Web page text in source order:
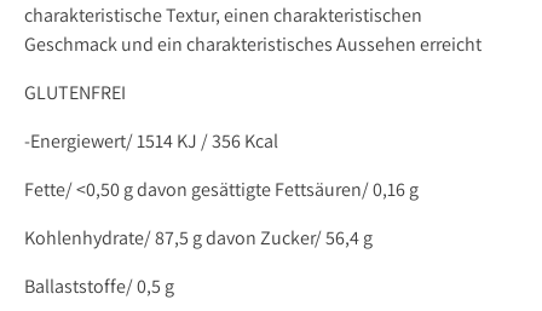
charakteristische Textur, einen charakteristischen
Geschmack und ein charakteristisches Aussehen erreicht
GLUTENFREI
-Energiewert/ 1514 KJ / 356 Kcal
Fette/ <0,50 g davon gesättigte Fettsäuren/ 0,16 g
Kohlenhydrate/ 87,5 g davon Zucker/ 56,4 g
Ballaststoffe/ 0,5 g